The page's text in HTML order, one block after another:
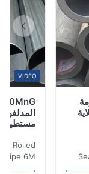
VIDEO
المدلفن
مستطيل 6M Lehgth
Hot Rolled
Pipe 6M
include